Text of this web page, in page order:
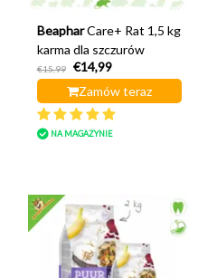
Beaphar Care+ Rat 1,5 kg
karma dla szczurów
€15,99
€14,99
Zamów teraz
NA MAGAZYNIE